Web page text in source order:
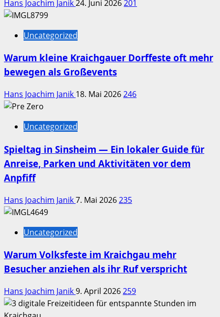
Hans Joachim Janik24. Juni 2026201
Uncategorized
Warum kleine Kraichgauer Dorffeste oft mehr
bewegen als Großevents
Hans Joachim Janik 18. Mai 2026246
Uncategorized
Spieltag in Sinsheim — Ein lokaler Guide für
Anreise, Parken und Aktivitäten vor dem
Anpfiff
Hans Joachim Janik7. Mai 2026235
Uncategorized
Warum Volksfeste im Kraichgau mehr
Besucher anziehen als ihr Ruf verspricht
Hans Joachim Janik9. April 2026259